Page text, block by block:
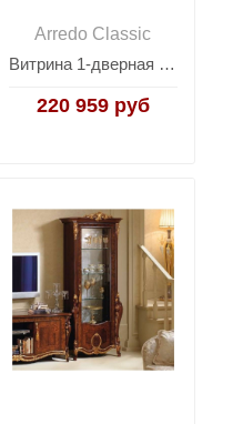
Arredo Classic
Витрина 1-дверная Arredo Classic Sinfonia
220 959 руб